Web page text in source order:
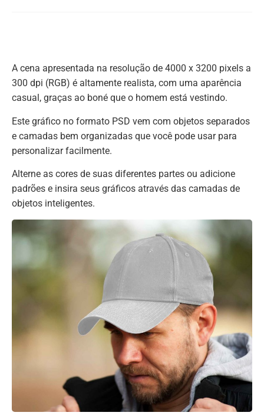
A cena apresentada na resolução de 4000 x 3200 pixels a
300 dpi (RGB) é altamente realista, com uma aparência
casual, graças ao boné que o homem está vestindo.
Este gráfico no formato PSD vem com objetos separados
e camadas bem organizadas que você pode usar para
personalizar facilmente.
Alterne as cores de suas diferentes partes ou adicione
padrões e insira seus gráficos através das camadas de
objetos inteligentes.